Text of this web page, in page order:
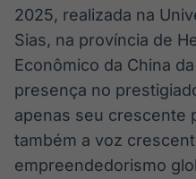
2025, realizada na
Sias, na província de
Econômico da China
presença no
apenas seu crescente
também a voz
empreendedorismo